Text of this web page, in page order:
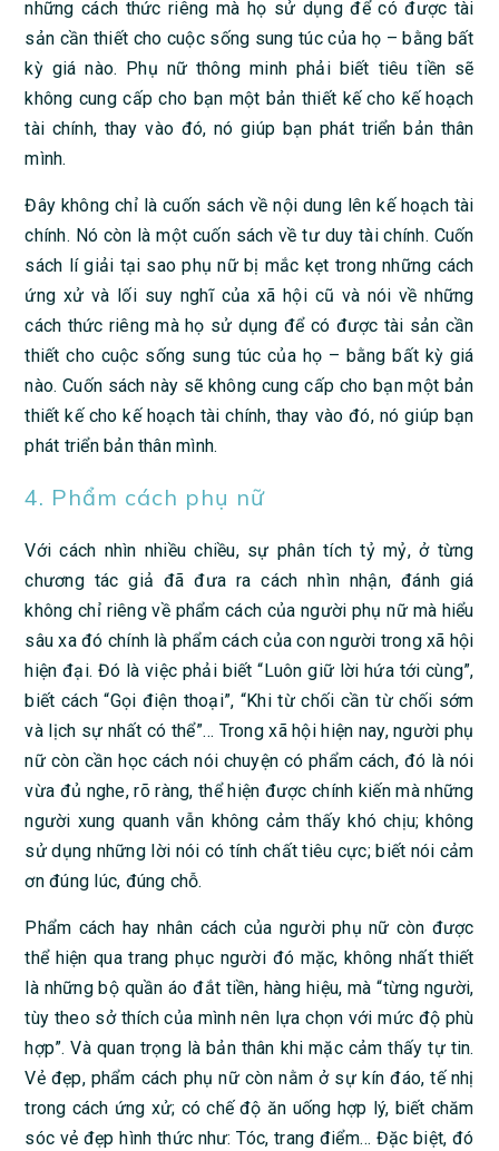
những cách thức riêng mà họ sử dụng để có được tài
sản cần thiết cho cuộc sống sung túc của họ – bằng bất
kỳ giá nào. Phụ nữ thông minh phải biết tiêu tiền sẽ
không cung cấp cho bạn một bản thiết kế cho kế hoạch
tài chính, thay vào đó, nó giúp bạn phát triển bản thân
mình.
Đây không chỉ là cuốn sách về nội dung lên kế hoạch tài
chính. Nó còn là một cuốn sách về tư duy tài chính. Cuốn
sách lí giải tại sao phụ nữ bị mắc kẹt trong những cách
ứng xử và lối suy nghĩ của xã hội cũ và nói về những
cách thức riêng mà họ sử dụng để có được tài sản cần
thiết cho cuộc sống sung túc của họ – bằng bất kỳ giá
nào. Cuốn sách này sẽ không cung cấp cho bạn một bản
thiết kế cho kế hoạch tài chính, thay vào đó, nó giúp bạn
phát triển bản thân mình.
4. Phẩm cách phụ nữ
Với cách nhìn nhiều chiều, sự phân tích tỷ mỷ, ở từng
chương tác giả đã đưa ra cách nhìn nhận, đánh giá
không chỉ riêng về phẩm cách của người phụ nữ mà hiểu
sâu xa đó chính là phẩm cách của con người trong xã hội
hiện đại. Đó là việc phải biết “Luôn giữ lời hứa tới cùng”,
biết cách “Gọi điện thoại”, “Khi từ chối cần từ chối sớm
và lịch sự nhất có thể”… Trong xã hội hiện nay, người phụ
nữ còn cần học cách nói chuyện có phẩm cách, đó là nói
vừa đủ nghe, rõ ràng, thể hiện được chính kiến mà những
người xung quanh vẫn không cảm thấy khó chịu; không
sử dụng những lời nói có tính chất tiêu cực; biết nói cảm
ơn đúng lúc, đúng chỗ.
Phẩm cách hay nhân cách của người phụ nữ còn được
thể hiện qua trang phục người đó mặc, không nhất thiết
là những bộ quần áo đắt tiền, hàng hiệu, mà “từng người,
tùy theo sở thích của mình nên lựa chọn với mức độ phù
hợp”. Và quan trọng là bản thân khi mặc cảm thấy tự tin.
Vẻ đẹp, phẩm cách phụ nữ còn nằm ở sự kín đáo, tế nhị
trong cách ứng xử; có chế độ ăn uống hợp lý, biết chăm
sóc vẻ đẹp hình thức như: Tóc, trang điểm… Đặc biệt, đó